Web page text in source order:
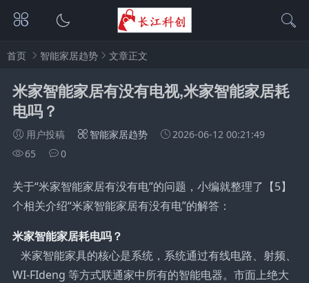
首页 智能家居趋势 文章正文
米家智能家居有没有电视,米家智能家居耗
电吗？
用户投稿 智能家居趋势
2026-06-12 00:21:49
65
0
关于“米家智能家居有没有电”的问题，小编就整理了【5】
个相关介绍“米家智能家居有没有电”的解答：
米家智能家居耗电吗？
米家智能家具的核心是系统，系统通过有线电路、射频、
WI-FIdeng 等方式联通家中所有的智能电器。市面上绝大